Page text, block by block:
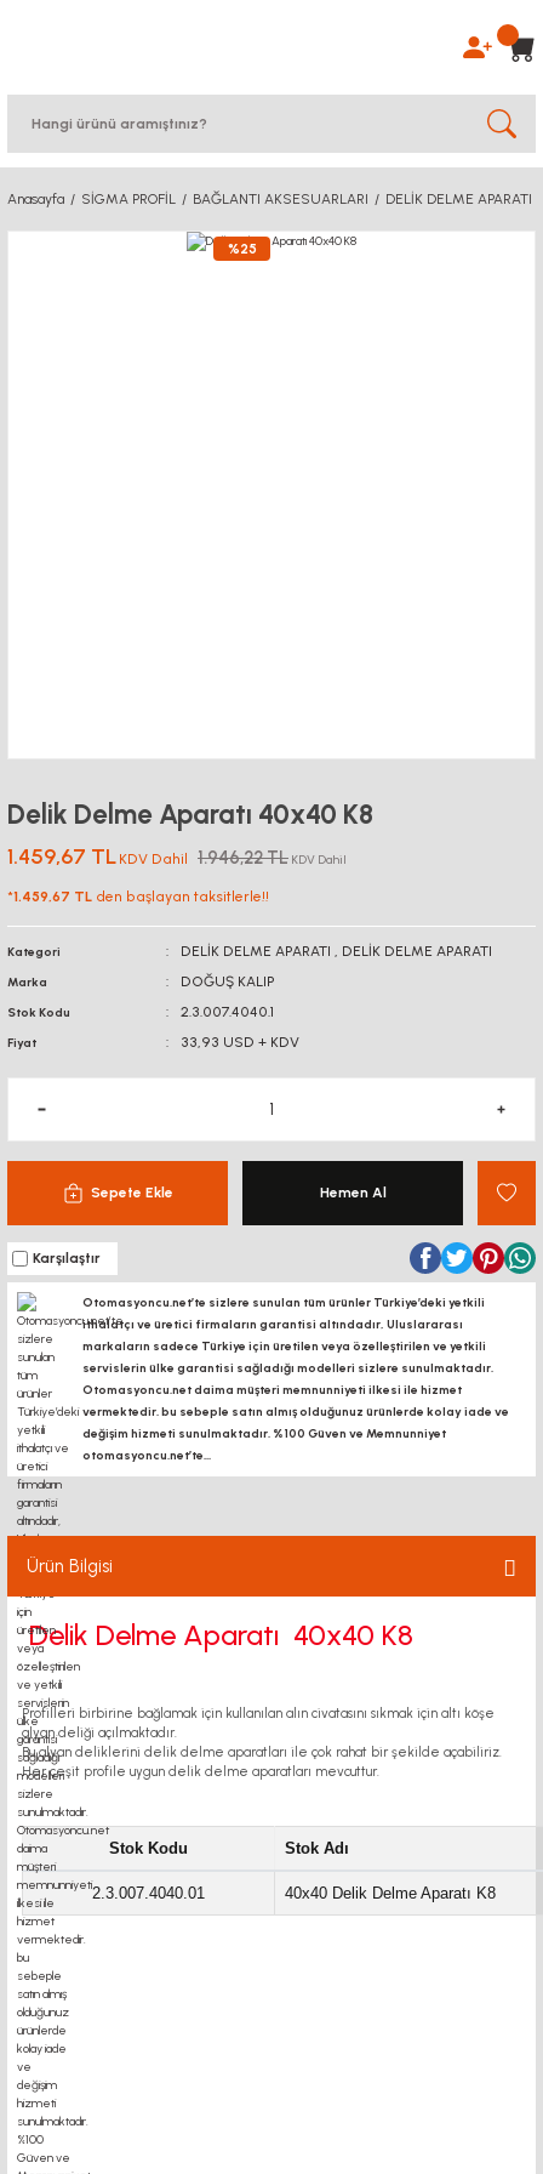
Anasayfa SİGMA PROFİL BAĞLANTI AKSESUARLARI DELİK DELME APARATI
%25
Delik Delme Aparatı 40x40 K8
1.459,67 TL KDV Dahil 1.946,22 TL KDV Dahil
*1.459,67 TL den başlayan taksitlerle!!
Kategori DELİK DELME APARATI , DELİK DELME APARATI
Marka DOĞUŞ KALIP
Stok Kodu 2.3.007.4040.1
Fiyat 33,93 USD + KDV
Sepete Ekle Hemen Al
Karşılaştır
Otomasyoncu.net’te sizlere sunulan tüm ürünler Türkiye’deki yetkili
ithalatçı ve üretici firmaların garantisi altındadır, Uluslararası
markaların sadece Türkiye için üretilen veya özelleştirilen ve yetkili
servislerin ülke garantisi sağladığı modelleri sizlere sunulmaktadır.
Otomasyoncu.net daima müşteri memnunniyeti ilkesi ile hizmet
vermektedir. bu sebeple satın almış olduğunuz ürünlerde kolay iade ve
değişim hizmeti sunulmaktadır. %100 Güven ve Memnunniyet
otomasyoncu.net’te...
Ürün Bilgisi
Delik Delme Aparatı 40x40 K8
Profilleri birbirine bağlamak için kullanılan alın civatasını sıkmak için altı köşe
alyan deliği açılmaktadır.
Bu alyan deliklerini delik delme aparatları ile çok rahat bir şekilde açabiliriz.
Her çeşit profile uygun delik delme aparatları mevcuttur.
Stok Kodu Stok Adı
2.3.007.4040.01 40x40 Delik Delme Aparatı K8
motor motor kaplin fiyatları, sigma profil, 3d yazıcı, kremayer dişli, 45x45 sigma
profil, delta kw